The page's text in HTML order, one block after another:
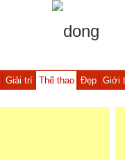
Giải trí Thể thao Đẹp Giới